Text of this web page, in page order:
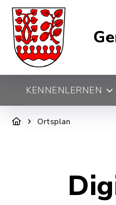
KENNENLERNEN
Ortsplan